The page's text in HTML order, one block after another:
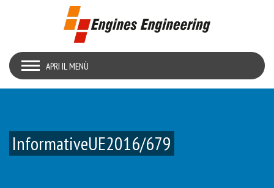
APRI IL MENÙ
InformativeUE2016/679